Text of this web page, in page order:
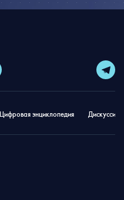
Цифровая энциклопедия